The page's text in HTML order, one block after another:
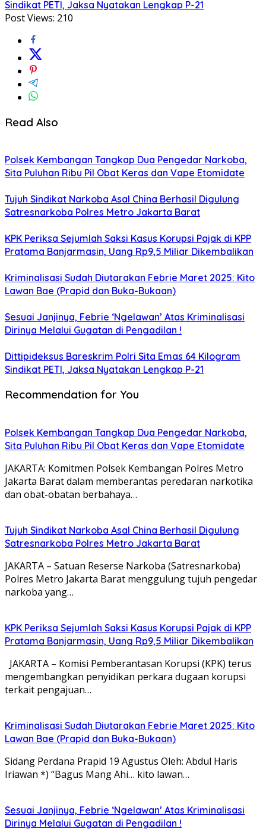
Sindikat PETI, Jaksa Nyatakan Lengkap P-21
Post Views: 210
Read Also
Polsek Kembangan Tangkap Dua Pengedar Narkoba,
Sita Puluhan Ribu Pil Obat Keras dan Vape Etomidate
Tujuh Sindikat Narkoba Asal China Berhasil Digulung
Satresnarkoba Polres Metro Jakarta Barat
KPK Periksa Sejumlah Saksi Kasus Korupsi Pajak di KPP
Pratama Banjarmasin, Uang Rp9,5 Miliar Dikembalikan
Kriminalisasi Sudah Diutarakan Febrie Maret 2025: Kito
Lawan Bae (Prapid dan Buka-Bukaan)
Sesuai Janjinya, Febrie ‘Ngelawan’ Atas Kriminalisasi
Dirinya Melalui Gugatan di Pengadilan !
Dittipideksus Bareskrim Polri Sita Emas 64 Kilogram
Sindikat PETI, Jaksa Nyatakan Lengkap P-21
Recommendation for You
Polsek Kembangan Tangkap Dua Pengedar Narkoba,
Sita Puluhan Ribu Pil Obat Keras dan Vape Etomidate
JAKARTA: Komitmen Polsek Kembangan Polres Metro
Jakarta Barat dalam memberantas peredaran narkotika
dan obat-obatan berbahaya…
Tujuh Sindikat Narkoba Asal China Berhasil Digulung
Satresnarkoba Polres Metro Jakarta Barat
JAKARTA – Satuan Reserse Narkoba (Satresnarkoba)
Polres Metro Jakarta Barat menggulung tujuh pengedar
narkoba yang…
KPK Periksa Sejumlah Saksi Kasus Korupsi Pajak di KPP
Pratama Banjarmasin, Uang Rp9,5 Miliar Dikembalikan
JAKARTA – Komisi Pemberantasan Korupsi (KPK) terus
mengembangkan penyidikan perkara dugaan korupsi
terkait pengajuan…
Kriminalisasi Sudah Diutarakan Febrie Maret 2025: Kito
Lawan Bae (Prapid dan Buka-Bukaan)
Sidang Perdana Prapid 19 Agustus Oleh: Abdul Haris
Iriawan *) “Bagus Mang Ahi… kito lawan…
Sesuai Janjinya, Febrie ‘Ngelawan’ Atas Kriminalisasi
Dirinya Melalui Gugatan di Pengadilan !